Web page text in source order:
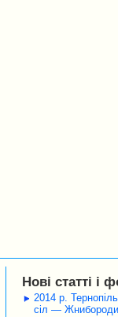
Нові статті і
2014 р.
сіл — Жнибороди